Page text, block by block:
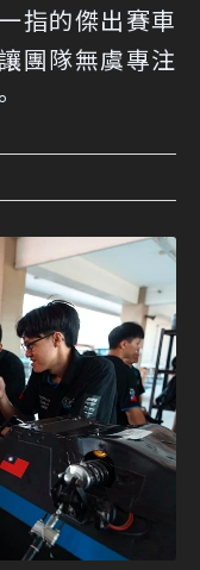
指的傑出賽車
團隊無虞專注